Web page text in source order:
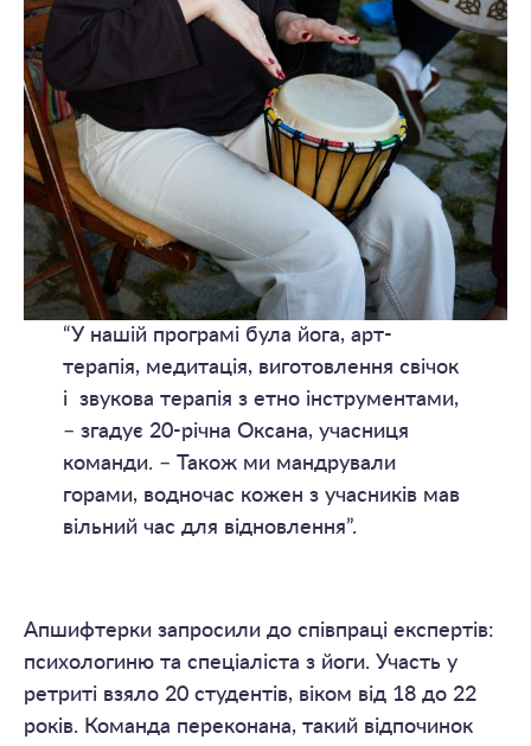
“У нашій програмі була йога, арт-
терапія, медитація, виготовлення свічок
і звукова терапія з етно інструментами,
– згадує 20-річна Оксана, учасниця
команди. – Також ми мандрували
горами, водночас кожен з учасників мав
вільний час для відновлення”.
Апшифтерки запросили до співпраці експертів:
психологиню та спеціаліста з йоги. Участь у
ретриті взяло 20 студентів, віком від 18 до 22
років. Команда переконана, такий відпочинок